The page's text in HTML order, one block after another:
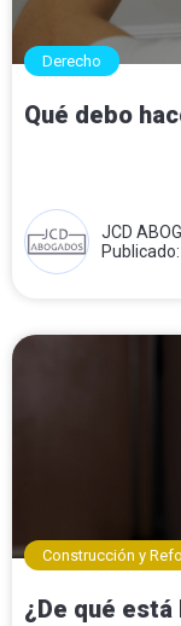
Derecho
Qué debo
JCD
Construcción y
¿De qué está